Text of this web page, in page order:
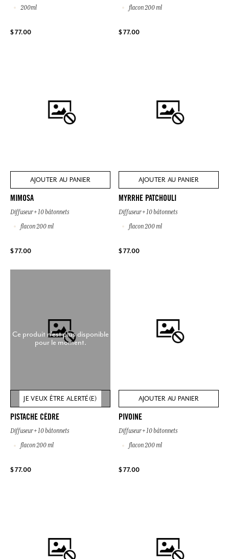
200ml
$ 77.00
flacon 200 ml
$ 77.00
AJOUTER AU PANIER
MIMOSA
Diffuseur + 10 bâtonnets
flacon 200 ml
$ 77.00
AJOUTER AU PANIER
MYRRHE PATCHOULI
Diffuseur + 10 bâtonnets
flacon 200 ml
$ 77.00
Ce produit n'est plus disponible
pour le moment.
JE VEUX ÊTRE ALERTÉ(E)
PISTACHE CÈDRE
Diffuseur + 10 bâtonnets
flacon 200 ml
$ 77.00
AJOUTER AU PANIER
PIVOINE
Diffuseur + 10 bâtonnets
flacon 200 ml
$ 77.00